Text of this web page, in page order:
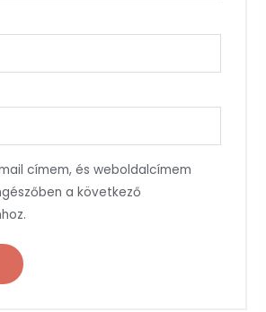
címem, és weboldalcímem
a következő